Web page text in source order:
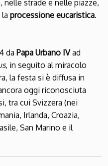
nelle strade e nelle piazze,
processione eucaristica.
da Papa Urbano IVad
, in seguito al miracolo
la festa si è diffusa in
oggi riconosciuta
tra cui Svizzera (nei
Irlanda, Croazia,
San Marino e il